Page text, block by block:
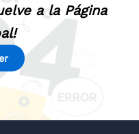
a la Página